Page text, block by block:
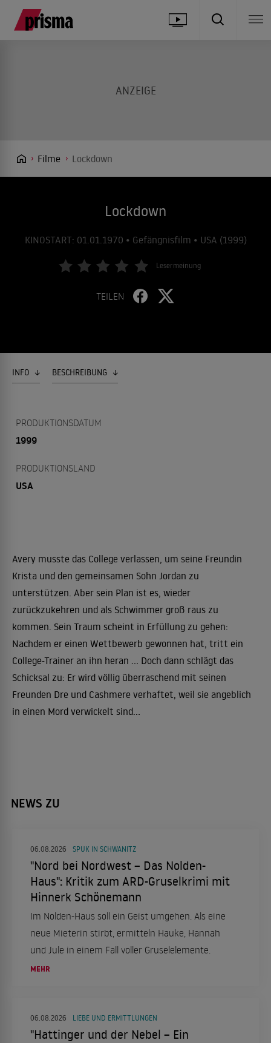
Filme Lockdown
Lockdown
KINOSTART: 01.01.1970 • Gefängnisfilm • USA (1999)
Lesermeinung
TEILEN
INFO BESCHREIBUNG
PRODUKTIONSDATUM
1999
PRODUKTIONSLAND
USA
Avery musste das College verlassen, um seine Freundin
Krista und den gemeinsamen Sohn Jordan zu
unterstützen. Aber sein Plan ist es, wieder
zurückzukehren und als Schwimmer groß raus zu
kommen. Sein Traum scheint in Erfüllung zu gehen:
Nachdem er einen Wettbewerb gewonnen hat, tritt ein
College-Trainer an ihn heran ... Doch dann schlägt das
Schicksal zu: Er wird völlig überraschend mit seinen
Freunden Dre und Cashmere verhaftet, weil sie angeblich
in einen Mord verwickelt sind...
NEWS ZU
06.08.2026 SPUK IN SCHWANITZ
"Nord bei Nordwest – Das Nolden-
Haus": Kritik zum ARD-Gruselkrimi mit
Hinnerk Schönemann
Im Nolden-Haus soll ein Geist umgehen. Als eine
neue Mieterin stirbt, ermitteln Hauke, Hannah
und Jule in einem Fall voller Gruselelemente.
MEHR
06.08.2026 LIEBE UND ERMITTLUNGEN
"Hattinger und der Nebel – Ein